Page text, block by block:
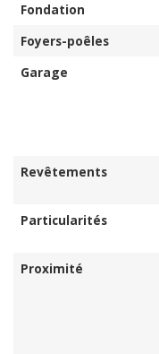
Fondation
Foyers-poêles
Garage
Revêtements
Particularités
Proximité